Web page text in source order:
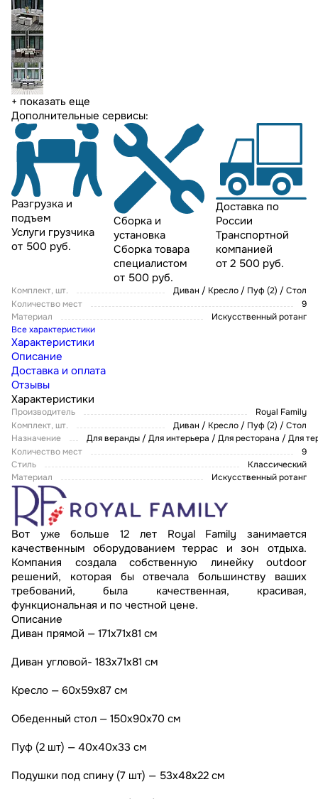
+ показать еще
Дополнительные сервисы:
Разгрузка и
подъем
Услуги грузчика
от 500 руб.
Сборка и
установка
Сборка товара
специалистом
от 500 руб.
Доставка по
России
Транспортной
компанией
от 2 500 руб.
Комплект, шт.
Диван / Кресло / Пуф (2) / Стол
Количество мест
9
Материал
Искусственный ротанг
Все характеристики
Характеристики
Описание
Доставка и оплата
Отзывы
Характеристики
Производитель
Royal Family
Комплект, шт.
Диван / Кресло / Пуф (2) / Стол
Назначение
Для веранды / Для интерьера / Для ресторана / Для
Количество мест
9
Стиль
Классический
Материал
Искусственный ротанг
Вот уже больше 12 лет Royal Family занимается
качественным оборудованием террас и зон отдыха.
Компания создала собственную линейку outdoor
решений, которая бы отвечала большинству ваших
требований, была качественная, красивая,
функциональная и по честной цене.
Описание
Диван прямой — 171x71x81 см
Диван угловой- 183x71x81 см
Кресло — 60х59х87 см
Обеденный стол — 150x90x70 см
Пуф (2 шт) — 40x40x33 см
Подушки под спину (7 шт) — 53х48х22 см